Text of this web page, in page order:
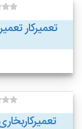
تعمیرکار